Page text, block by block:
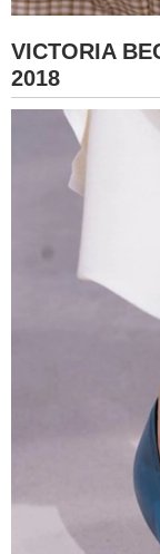
VICTORIA
2018